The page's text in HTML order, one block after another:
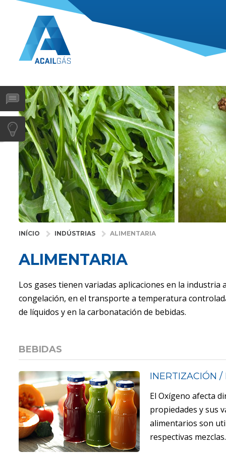
INÍCIO INDÚSTRIAS ALIMENTARIA
ALIMENTARIA
Los gases tienen variadas aplicaciones en la
congelación, en el transporte a temperatura
de líquidos y en la carbonatación de bebidas.
BEBIDAS
INERTIZACIÓN
El Oxígeno afecta
propiedades y sus
alimentarios son
respectivas mezclas.